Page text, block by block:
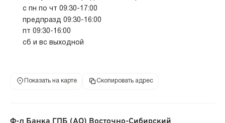
с пн по чт 09:30-17:00
предпразд 09:30-16:00
пт 09:30-16:00
сб и вс выходной
Показать на карте Скопировать адрес